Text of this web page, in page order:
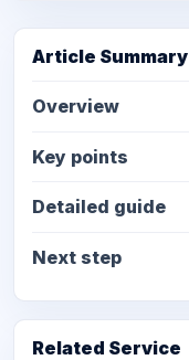
Article Summary
Overview
Key points
Detailed guide
Next step
Related Service